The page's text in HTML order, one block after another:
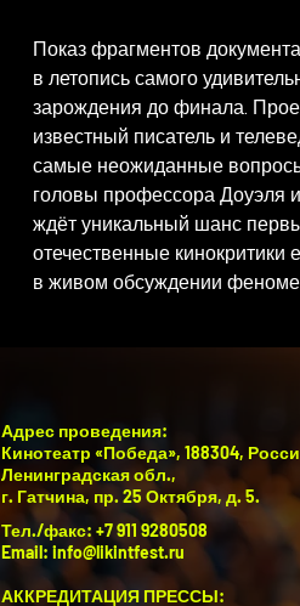
Показ фрагментов
в летопись самого
зарождения до финала.
известный писатель и
самые неожиданные
головы профессора Доуэля
ждёт уникальный шанс
отечественные
в живом обсуждении
Адрес проведения:
Кинотеатр «Победа», 188304,
Ленинградская обл.,
г. Гатчина, пр. 25 Октября, д. 5.
Тел./факс: +7 911 9280508
Email: info@likintfest.ru
АККРЕДИТАЦИЯ ПРЕССЫ: